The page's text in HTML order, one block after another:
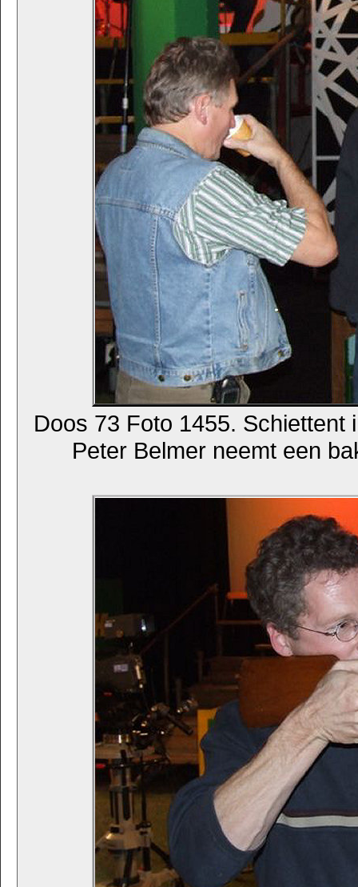
Doos 73 Foto 1455. Schiettent
Peter Belmer neemt een